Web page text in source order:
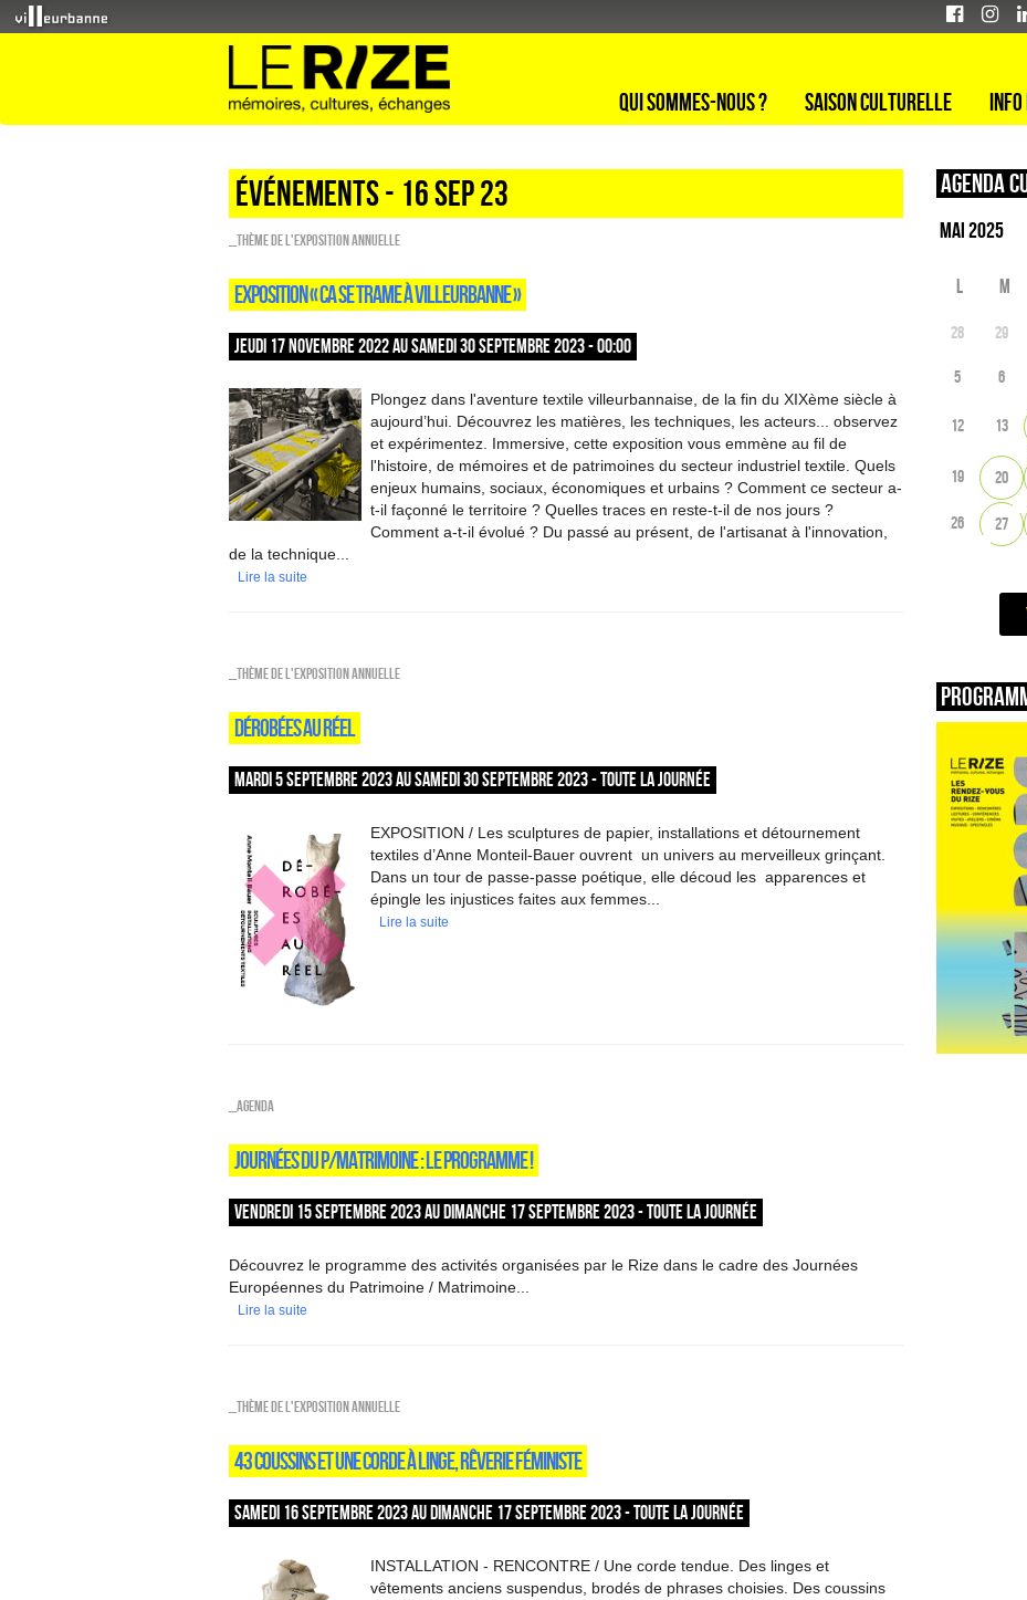
Qui sommes-nous ? Saison culturelle Info
Événements - 16 Sep 23
_Thème de l'exposition annuelle
EXPOSITION « CA SE TRAME À VILLEURBANNE »
JEUDI 17 NOVEMBRE 2022 AU SAMEDI 30 SEPTEMBRE 2023 - 00:00
Plongez dans l'aventure textile villeurbannaise, de la fin du XIXème siècle à
aujourd’hui. Découvrez les matières, les techniques, les acteurs... observez
et expérimentez. Immersive, cette exposition vous emmène au fil de
l'histoire, de mémoires et de patrimoines du secteur industriel textile. Quels
enjeux humains, sociaux, économiques et urbains ? Comment ce secteur a-
t-il façonné le territoire ? Quelles traces en reste-t-il de nos jours ?
Comment a-t-il évolué ? Du passé au présent, de l'artisanat à l'innovation,
de la technique...
Lire la suite
_Thème de l'exposition annuelle
DÉROBÉES AU RÉEL
MARDI 5 SEPTEMBRE 2023 AU SAMEDI 30 SEPTEMBRE 2023 - TOUTE LA JOURNÉE
EXPOSITION / Les sculptures de papier, installations et détournement
textiles d’Anne Monteil-Bauer ouvrent un univers au merveilleux grinçant.
Dans un tour de passe-passe poétique, elle découd les apparences et
épingle les injustices faites aux femmes...
Lire la suite
_Agenda
JOURNÉES DU P/MATRIMOINE : LE PROGRAMME !
VENDREDI 15 SEPTEMBRE 2023 AU DIMANCHE 17 SEPTEMBRE 2023 - TOUTE LA JOURNÉE
Découvrez le programme des activités organisées par le Rize dans le cadre des Journées
Européennes du Patrimoine / Matrimoine...
Lire la suite
_Thème de l'exposition annuelle
43 COUSSINS ET UNE CORDE À LINGE, RÊVERIE FÉMINISTE
SAMEDI 16 SEPTEMBRE 2023 AU DIMANCHE 17 SEPTEMBRE 2023 - TOUTE LA JOURNÉE
INSTALLATION - RENCONTRE / Une corde tendue. Des linges et
vêtements anciens suspendus, brodés de phrases choisies. Des coussins
Agenda
L M
28 29
5 6
12 13
19 20
26 27